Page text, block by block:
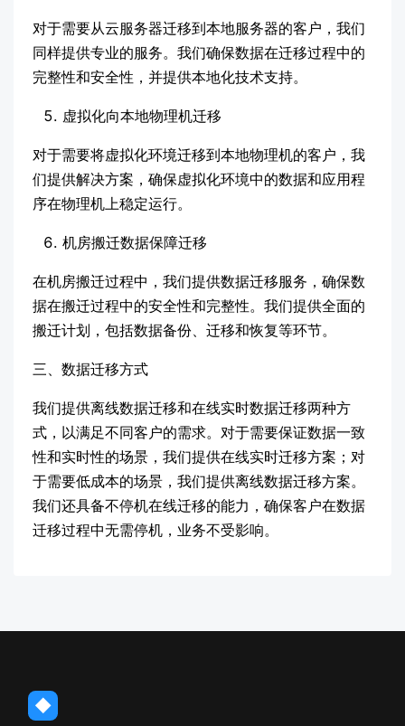
对于需要从云服务器迁移到本地服务器的客户，我们
同样提供专业的服务。我们确保数据在迁移过程中的
完整性和安全性，并提供本地化技术支持。
虚拟化向本地物理机迁移
对于需要将虚拟化环境迁移到本地物理机的客户，我
们提供解决方案，确保虚拟化环境中的数据和应用程
序在物理机上稳定运行。
机房搬迁数据保障迁移
在机房搬迁过程中，我们提供数据迁移服务，确保数
据在搬迁过程中的安全性和完整性。我们提供全面的
搬迁计划，包括数据备份、迁移和恢复等环节。
三、数据迁移方式
我们提供离线数据迁移和在线实时数据迁移两种方
式，以满足不同客户的需求。对于需要保证数据一致
性和实时性的场景，我们提供在线实时迁移方案；对
于需要低成本的场景，我们提供离线数据迁移方案。
我们还具备不停机在线迁移的能力，确保客户在数据
迁移过程中无需停机，业务不受影响。
◆